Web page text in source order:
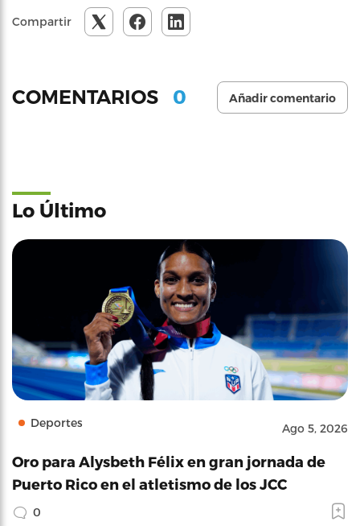
Compartir
COMENTARIOS 0 Añadir comentario
Lo Último
Deportes Ago 5, 2026
Oro para Alysbeth Félix en gran jornada de
Puerto Rico en el atletismo de los JCC
0